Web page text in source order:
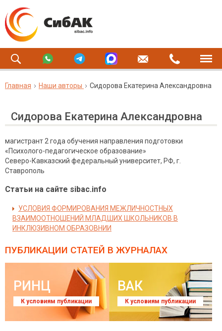
Главная Наши авторы Сидорова Екатерина Александровна
Сидорова Екатерина Александровна
магистрант 2 года обучения направления подготовки
«Психолого-педагогическое образование»
Северо-Кавказский федеральный университет, РФ, г.
Ставрополь
Статьи на сайте sibac.info
УСЛОВИЯ ФОРМИРОВАНИЯ МЕЖЛИЧНОСТНЫХ
ВЗАИМООТНОШЕНИЙ МЛАДШИХ ШКОЛЬНИКОВ В
ИНКЛЮЗИВНОМ ОБРАЗОВНИИ
ПУБЛИКАЦИИ СТАТЕЙ В ЖУРНАЛАХ
РИНЦ
К условиям публикации
ВАК
К условиям публикации